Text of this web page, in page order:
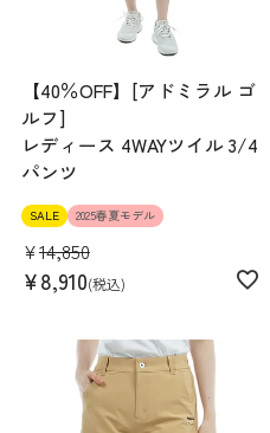
【40％OFF】[アドミラル ゴ
ルフ]
レディース 4WAYツイル 3/4
パンツ
SALE 2025春夏モデル
¥14,850
¥8,910 税込